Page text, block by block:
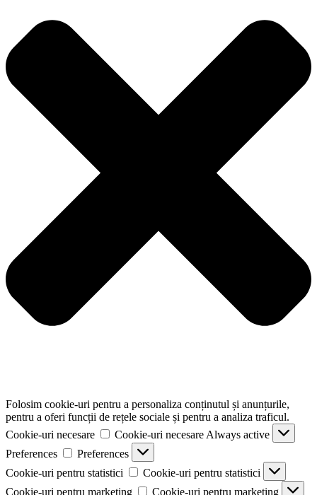
Folosim cookie-uri pentru a personaliza conținutul și anunțurile,
pentru a oferi funcții de rețele sociale și pentru a analiza traficul.
Cookie-uri necesare
Cookie-uri necesare Always active
Preferences
Preferences
Cookie-uri pentru statistici
Cookie-uri pentru statistici
Cookie-uri pentru marketing
Cookie-uri pentru marketing